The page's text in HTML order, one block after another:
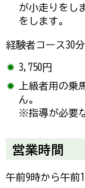
が小走りをし
をします。
経験者コース30分
3,750円
上級者用の乗
ん。
※指導が必要
営業時間
午前9時から午前